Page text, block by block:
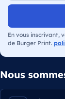
En vous inscrivant,
de Burger Print.
Nous